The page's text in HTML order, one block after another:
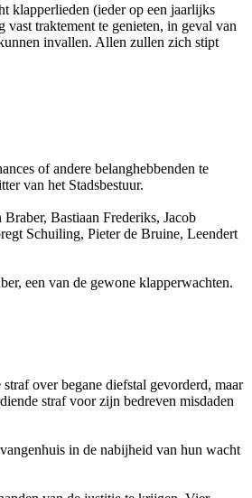
klapperlieden (ieder op een jaarlijks
vast traktement te genieten, in geval van
invallen. Allen zullen zich stipt
of andere belanghebbenden te
van het Stadsbestuur.
Bastiaan Frederiks, Jacob
Schuiling, Pieter de Bruine, Leendert
een van de gewone klapperwachten.
over begane diefstal gevorderd, maar
straf voor zijn bedreven misdaden
in de nabijheid van hun wacht